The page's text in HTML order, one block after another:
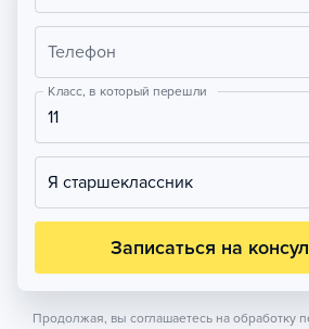
Телефон
Класс, в который перешли
11
Я старшеклассник
Записаться на
Продолжая, вы соглашаетесь на обработку